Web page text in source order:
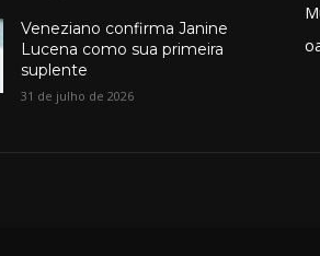
Veneziano confirma Janine
Lucena como sua primeira
suplente
31 de julho de 2026